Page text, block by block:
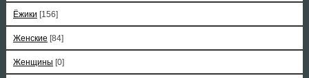
Ёжики [156]
Женские [84]
Женщины [0]